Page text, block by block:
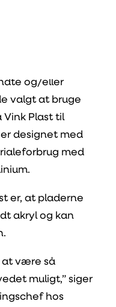
alle deres
og/eller
valgt at bruge
Vink Plast til
designet med
med
er, at pladerne
akryl og kan
at være så
muligt,” siger
hos